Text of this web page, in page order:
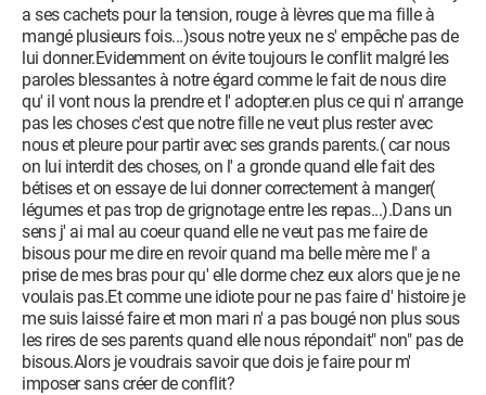
a ses cachets pour la tension, rouge à lèvres que ma fille à
mangé plusieurs fois...)sous notre yeux ne s' empêche pas de
lui donner.Evidemment on évite toujours le conflit malgré les
paroles blessantes à notre égard comme le fait de nous dire
qu' il vont nous la prendre et l' adopter.en plus ce qui n' arrange
pas les choses c'est que notre fille ne veut plus rester avec
nous et pleure pour partir avec ses grands parents.( car nous
on lui interdit des choses, on l' a gronde quand elle fait des
bétises et on essaye de lui donner correctement à manger(
légumes et pas trop de grignotage entre les repas...).Dans un
sens j' ai mal au coeur quand elle ne veut pas me faire de
bisous pour me dire en revoir quand ma belle mère me l' a
prise de mes bras pour qu' elle dorme chez eux alors que je ne
voulais pas.Et comme une idiote pour ne pas faire d' histoire je
me suis laissé faire et mon mari n' a pas bougé non plus sous
les rires de ses parents quand elle nous répondait" non" pas de
bisous.Alors je voudrais savoir que dois je faire pour m'
imposer sans créer de conflit?